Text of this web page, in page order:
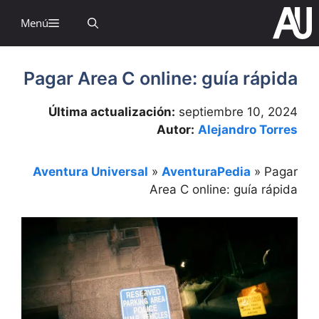
Saltar
contenido
Menú
Pagar Area C online: guía rápida
Última actualización: septiembre 10, 2024
Autor: Alejandro Torres
Aventura Universal » AventuraPedia » Pagar
Area C online: guía rápida